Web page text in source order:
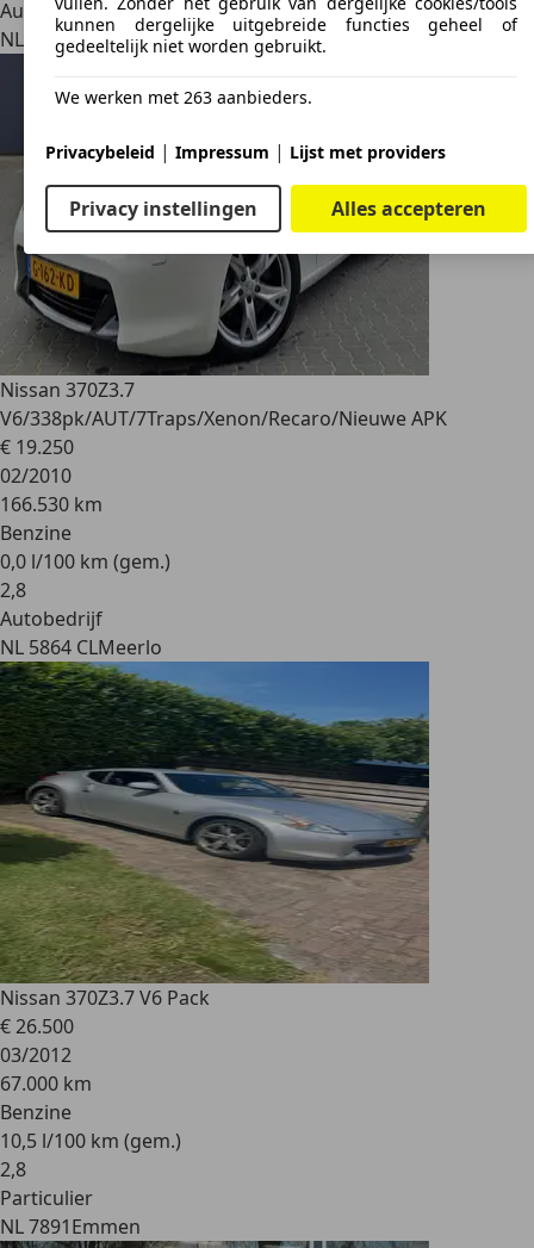
Autobedrijf
NL 7991 BDDwingeloo
Nissan 370Z3.7
V6/338pk/AUT/7Traps/Xenon/Recaro/Nieuwe APK
€ 19.250
02/2010
166.530 km
Benzine
0,0 l/100 km (gem.)
2,8
Autobedrijf
NL 5864 CLMeerlo
Nissan 370Z3.7 V6 Pack
€ 26.500
03/2012
67.000 km
Benzine
10,5 l/100 km (gem.)
2,8
Particulier
NL 7891Emmen
kunnen dergelijke uitgebreide functies geheel of
gedeeltelijk niet worden gebruikt.
We werken met 263 aanbieders.
Privacybeleid | Impressum | Lijst met providers
Privacy instellingen Alles accepteren